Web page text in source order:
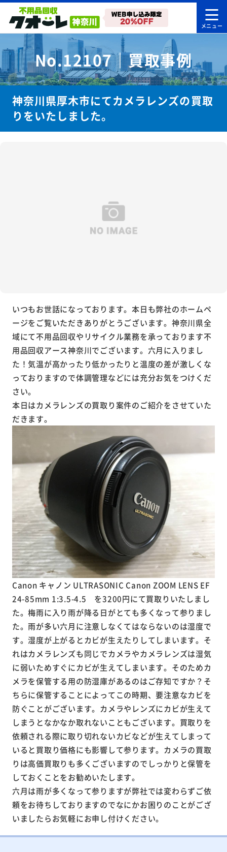
No.12107｜買取事例
神奈川県厚木市にてカメラレンズの買取
りをいたしました。
いつもお世話になっております。本日も弊社のホームペ
ージをご覧いただきありがとうございます。神奈川県全
域にて不用品回収やリサイクル業務を承っております不
用品回収アース神奈川でございます。六月に入りまし
た！気温が高かったり低かったりと温度の差が激しくな
っておりますので体調管理などには充分お気をつけくだ
さい。
本日はカメラレンズの買取り案件のご紹介をさせていた
だきます。
Canon キャノン ULTRASONIC Canon ZOOM LENS EF
24-85mm 1:3.5-4.5 を3200円にて買取りいたしまし
た。梅雨に入り雨が降る日がとても多くなって参りまし
た。雨が多い六月に注意しなくてはならないのは湿度で
す。湿度が上がるとカビが生えたりしてしまいます。そ
れはカメラレンズも同じでカメラやカメラレンズは湿気
に弱いためすぐにカビが生えてしまいます。そのためカ
メラを保管する用の防湿庫があるのはご存知ですか？そ
ちらに保管することによってこの時期、要注意なカビを
防ぐことがございます。カメラやレンズにカビが生えて
しまうとなかなか取れないこともございます。買取りを
依頼される際に取り切れないカビなどが生えてしまって
いると買取り価格にも影響して参ります。カメラの買取
りは高価買取りも多くございますのでしっかりと保管を
しておくことをお勧めいたします。
六月は雨が多くなって参りますが弊社では変わらずご依
頼をお待ちしておりますのでなにかお困りのことがござ
いましたらお気軽にお申し付けください。